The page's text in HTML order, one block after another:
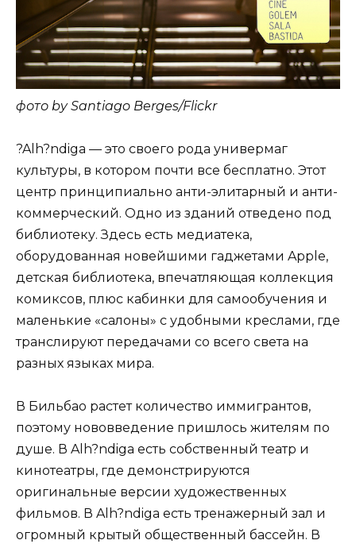
фото by Santiago Berges/Flickr
?Alh?ndiga — это своего рода универмаг
культуры, в котором почти все бесплатно. Этот
центр принципиально анти-элитарный и анти-
коммерческий. Одно из зданий отведено под
библиотеку. Здесь есть медиатека,
оборудованная новейшими гаджетами Apple,
детская библиотека, впечатляющая коллекция
комиксов, плюс кабинки для самообучения и
маленькие «салоны» с удобными креслами, где
транслируют передачами со всего света на
разных языках мира.
В Бильбао растет количество иммигрантов,
поэтому нововведение пришлось жителям по
душе. В Alh?ndiga есть собственный театр и
кинотеатры, где демонстрируются
оригинальные версии художественных
фильмов. В Alh?ndiga есть тренажерный зал и
огромный крытый общественный бассейн. В